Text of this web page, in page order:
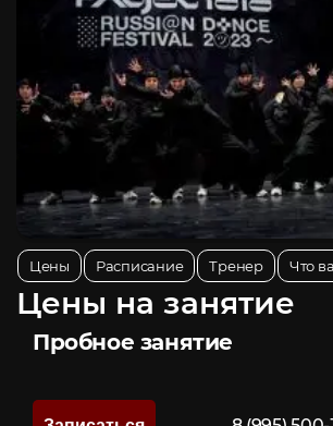
Цены Расписание Тренер Что
Цены на занятие
Пробное занятие